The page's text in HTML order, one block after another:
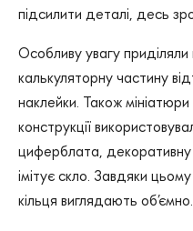
підсилити деталі, десь
Особливу увагу приділяли
калькуляторну частину
наклейки. Також
конструкції
циферблата, декоративну
імітує скло. Завдяки
кільця виглядають об’ємно.